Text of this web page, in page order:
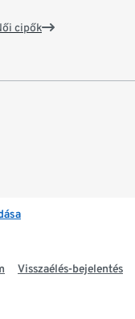
cipők
Visszaélés-bejelentés